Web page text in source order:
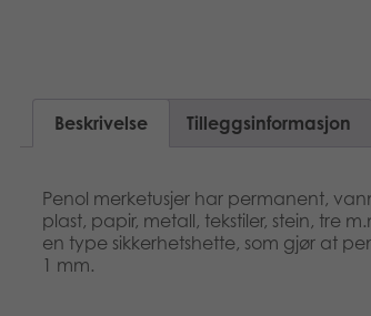
Beskrivelse Tilleggsinformasjon
Penol merketusjer har permanent,
plast, papir, metall, tekstiler, stein, tre
en type sikkerhetshette, som gjør at
1 mm.